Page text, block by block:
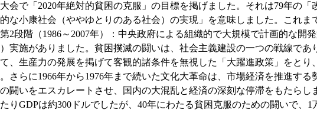
会で「2020年絶対的貧困の克服」の目標を掲げました。それは79年の
的な小康社会（ややゆとりのある社会）の実現」を意味しました。これ
2段階（1986～2007年）：中央政府による組織的で大規模で計画的な開
実施がありました。貧困撲滅の闘いは、社会主義建設の一つの戦線であ
、生産力の発展を掲げて客観的諸条件を無視した「大躍進政策」をと
さらに1966年から1976年まで続いた文化大革命は、市場経済を推進す
闘いをエスカレートさせ、国内の大混乱と経済の深刻な停滞をもたらし
りGDPは約300ドルでしたが、40年にわたる貧困克服のための闘いで、1